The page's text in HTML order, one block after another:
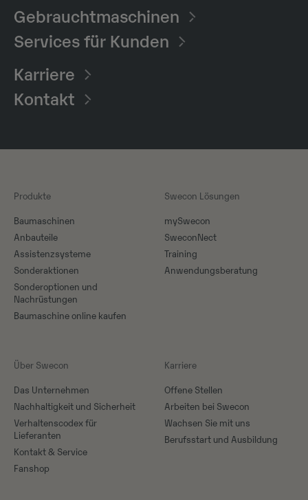
Gebrauchtmaschinen
Services für Kunden
Karriere
Kontakt
Produkte
Baumaschinen
Anbauteile
Assistenzsysteme
Sonderaktionen
Sonderoptionen und
Nachrüstungen
Baumaschine online kaufen
Swecon Lösungen
mySwecon
SweconNect
Training
Anwendungsberatung
Über Swecon
Das Unternehmen
Nachhaltigkeit und Sicherheit
Verhaltenscodex für
Lieferanten
Kontakt & Service
Fanshop
Karriere
Offene Stellen
Arbeiten bei Swecon
Wachsen Sie mit uns
Berufsstart und Ausbildung